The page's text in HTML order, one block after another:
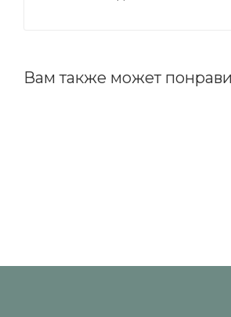
Вам также может